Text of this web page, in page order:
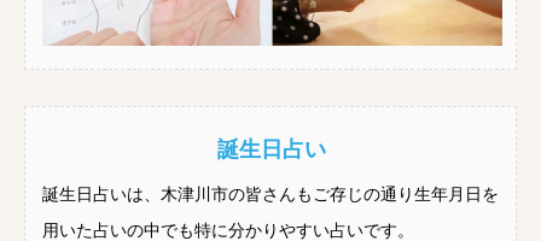
誕生日占い
誕生日占いは、木津川市の皆さんもご存じの通り生年月日を
用いた占いの中でも特に分かりやすい占いです。